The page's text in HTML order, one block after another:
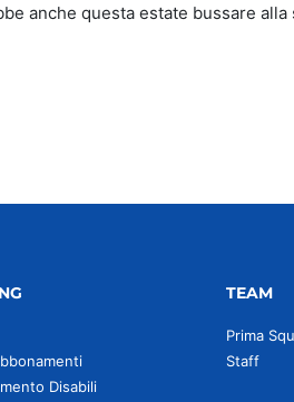
anche questa estate bussare alla
Disabili
TEAM
Prima
Staff